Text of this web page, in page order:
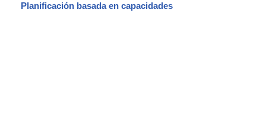
Planificación basada en capacidades